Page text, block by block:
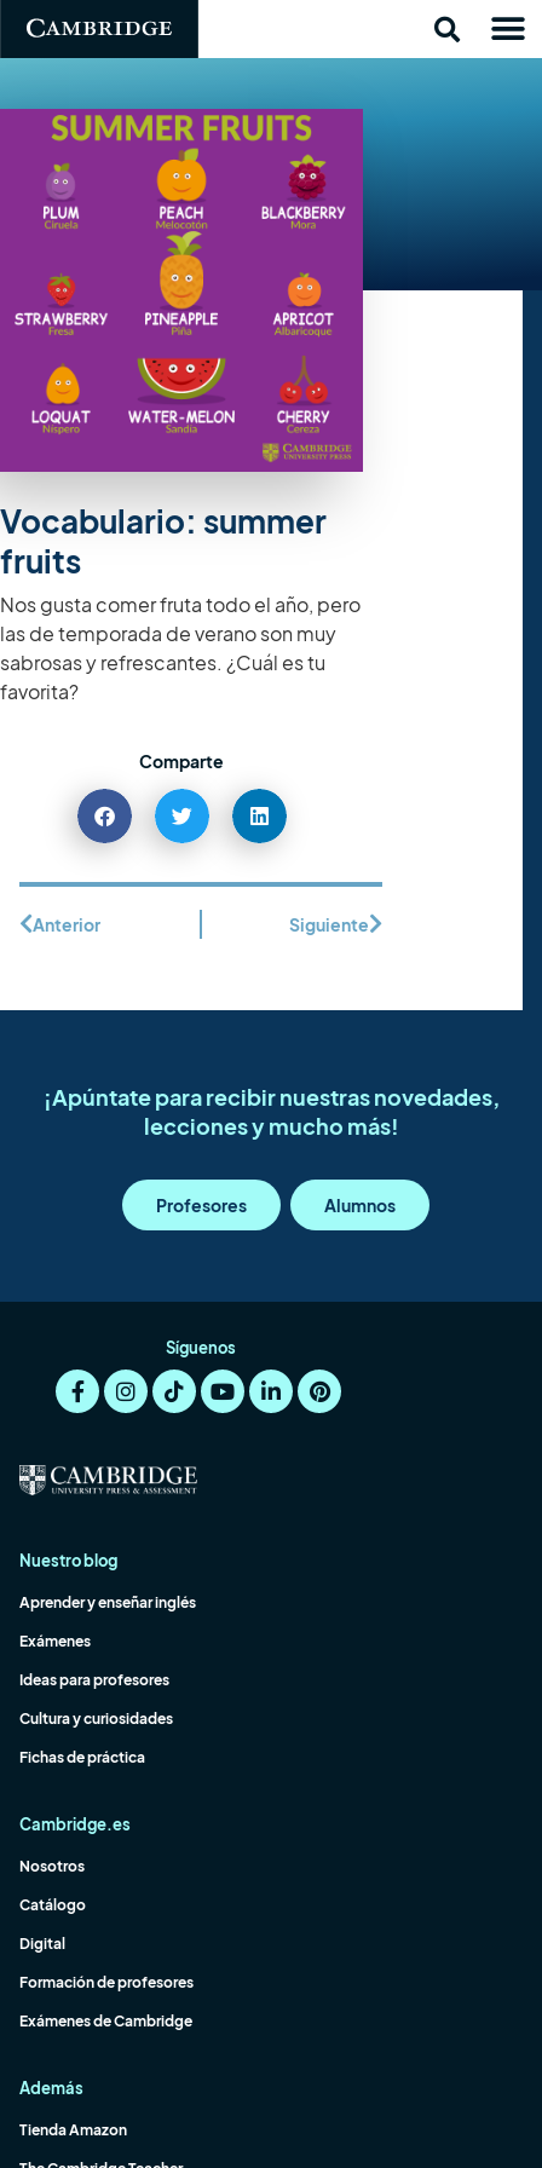
Vocabulario: summer
fruits
Nos gusta comer fruta todo el año, pero
las de temporada de verano son muy
sabrosas y refrescantes. ¿Cuál es tu
favorita?
Comparte
Anterior Siguiente
¡Apúntate para recibir nuestras novedades,
lecciones y mucho más!
Profesores Alumnos
Síguenos
Nuestro blog
Aprender y enseñar inglés
Exámenes
Ideas para profesores
Cultura y curiosidades
Fichas de práctica
Cambridge.es
Nosotros
Catálogo
Digital
Formación de profesores
Exámenes de Cambridge
Además
Tienda Amazon